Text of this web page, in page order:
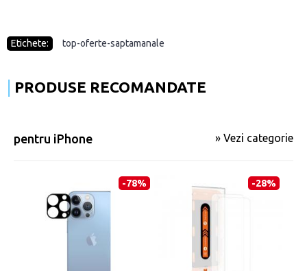
Etichete: top-oferte-saptamanale
PRODUSE RECOMANDATE
pentru iPhone » Vezi categorie
-78% -28%